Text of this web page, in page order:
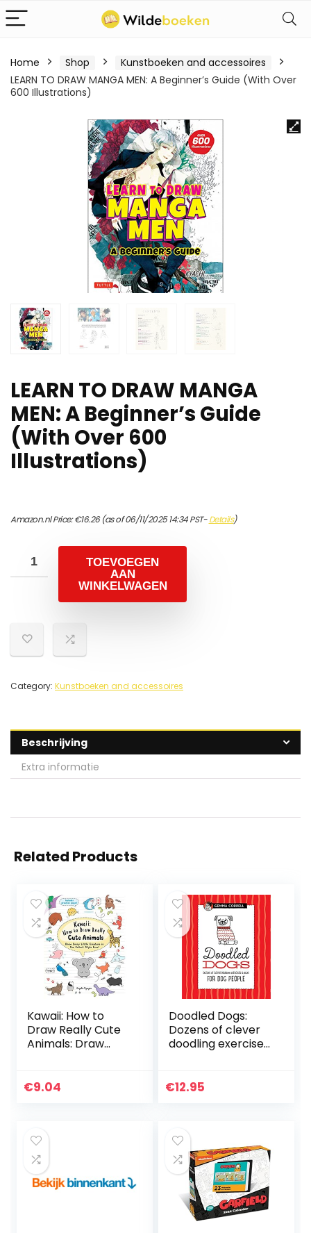
Home Shop
Kunstboeken and accessoires
LEARN TO DRAW MANGA MEN: A Beginner’s Guide (With Over
600 Illustrations)
LEARN TO DRAW MANGA
MEN: A Beginner’s Guide
(With Over 600
Illustrations)
Amazon.nl Price:€16.26(as of 06/11/2025 14:34 PST-Details)
TOEVOEGEN
AAN
WINKELWAGEN
Category: Kunstboeken and accessoires
Beschrijving
Extra informatie
Related Products
Kawaii: How to
Draw Really Cute
Animals: Draw
Cutest Style Ever!
€9.04
Doodled Dogs:
Dozens of clever
doodling exercises
€12.95